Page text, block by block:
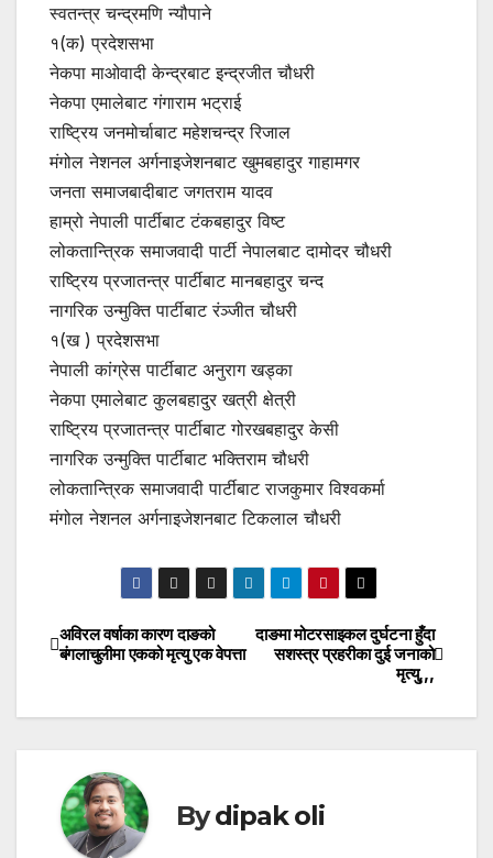
स्वतन्त्र चन्द्रमणि न्यौपाने
१(क) प्रदेशसभा
नेकपा माओवादी केन्द्रबाट इन्द्रजीत चौधरी
नेकपा एमालेबाट गंगाराम भट्राई
राष्ट्रिय जनमोर्चाबाट महेशचन्द्र रिजाल
मंगोल नेशनल अर्गनाइजेशनबाट खुमबहादुर गाहामगर
जनता समाजबादीबाट जगतराम यादव
हाम्रो नेपाली पार्टीबाट टंकबहादुर विष्ट
लोकतान्त्रिक समाजवादी पार्टी नेपालबाट दामोदर चौधरी
राष्ट्रिय प्रजातन्त्र पार्टीबाट मानबहादुर चन्द
नागरिक उन्मुक्ति पार्टीबाट रंञ्जीत चौधरी
१(ख ) प्रदेशसभा
नेपाली कांग्रेस पार्टीबाट अनुराग खड्का
नेकपा एमालेबाट कुलबहादुर खत्री क्षेत्री
राष्ट्रिय प्रजातन्त्र पार्टीबाट गोरखबहादुर केसी
नागरिक उन्मुक्ति पार्टीबाट भक्तिराम चौधरी
लोकतान्त्रिक समाजवादी पार्टीबाट राजकुमार विश्वकर्मा
मंगोल नेशनल अर्गनाइजेशनबाट टिकलाल चौधरी
Post
दाङमा मोटरसाइकल दुर्घटना हुँदा
सशस्त्र प्रहरीका दुई जनाको
मृत्यु,,,
अविरल वर्षाका कारण दाङको
बंगलाचुलीमा एकको मृत्यु एक वेपत्ता
Bydipak oli